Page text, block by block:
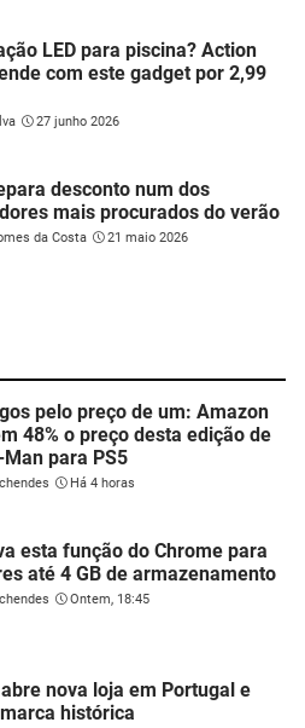
LED para piscina? Action
com este gadget por 2,99
27 junho 2026
desconto num dos
mais procurados do verão
da Costa 21 maio 2026
pelo preço de um: Amazon
48% o preço desta edição de
para PS5
Há 4 horas
esta função do Chrome para
até 4 GB de armazenamento
Ontem, 18:45
nova loja em Portugal e
histórica